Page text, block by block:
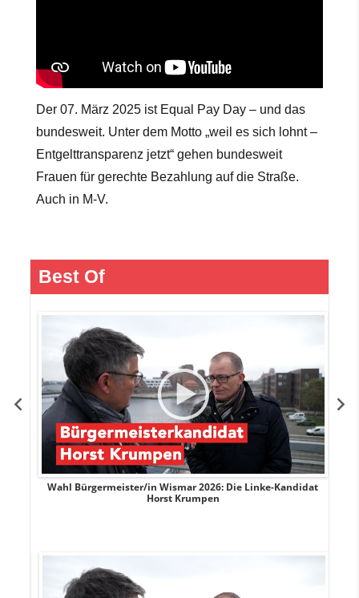
Der 07. März 2025 ist Equal Pay Day – und das
bundesweit. Unter dem Motto „weil es sich lohnt –
Entgelttransparenz jetzt“ gehen bundesweit
Frauen für gerechte Bezahlung auf die Straße.
Auch in M-V.
Best Of
Wahl Bürgermeister/in Wismar 2026: Die Linke-Kandidat
Horst Krumpen